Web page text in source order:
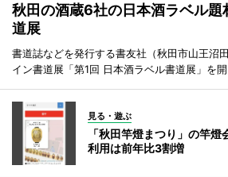
秋田の酒蔵6社の日本酒ラベル題
道展
書道誌などを発行する書友社（秋田市山王沼
イン書道展「第1回 日本酒ラベル書道展」を開
見る・遊ぶ
「秋田竿燈まつり」の竿
利用は前年比3割増